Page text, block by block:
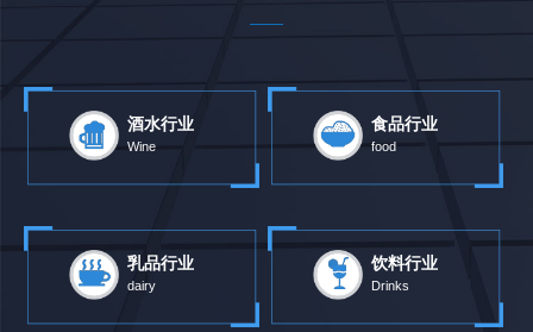
酒水行业
Wine
食品行业
food
乳品行业
dairy
饮料行业
Drinks